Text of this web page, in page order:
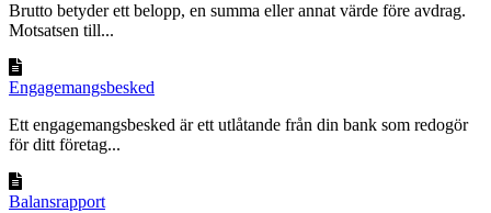
Brutto betyder ett belopp, en summa eller annat värde före avdrag.
Motsatsen till...
Engagemangsbesked
Ett engagemangsbesked är ett utlåtande från din bank som redogör
för ditt företag...
Balansrapport